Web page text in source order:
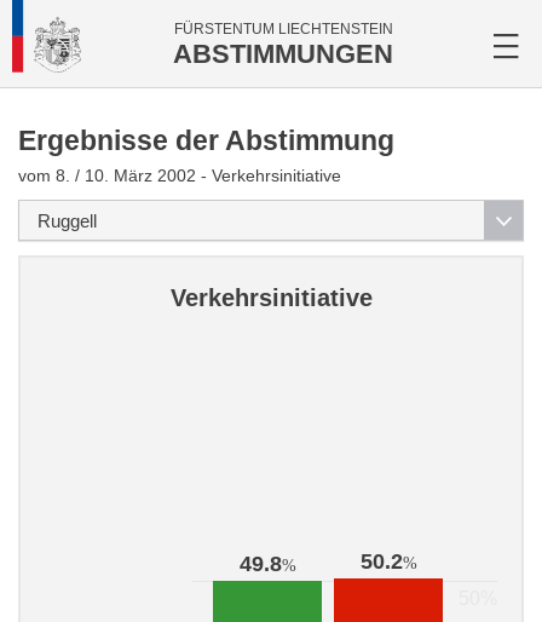
FÜRSTENTUM LIECHTENSTEIN
ABSTIMMUNGEN
Ergebnisse der Abstimmung
vom 8. / 10. März 2002 - Verkehrsinitiative
Verkehrsinitiative
49.8% 50.2%